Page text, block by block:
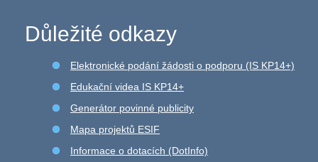
Důležité odkazy
Elektronické podání žádosti o podporu (IS KP14+)
Edukační videa IS KP14+
Generátor povinné publicity
Mapa projektů ESIF
Informace o dotacích (DotInfo)